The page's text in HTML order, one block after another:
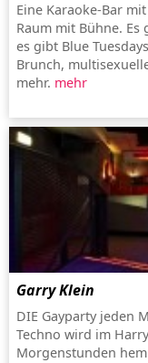
Eine Karaoke-Bar
Raum mit Bühne.
es gibt Blue
Brunch,
mehr. mehr
Garry Klein
DIE Gayparty jeden
Techno wird im
Morgenstunden